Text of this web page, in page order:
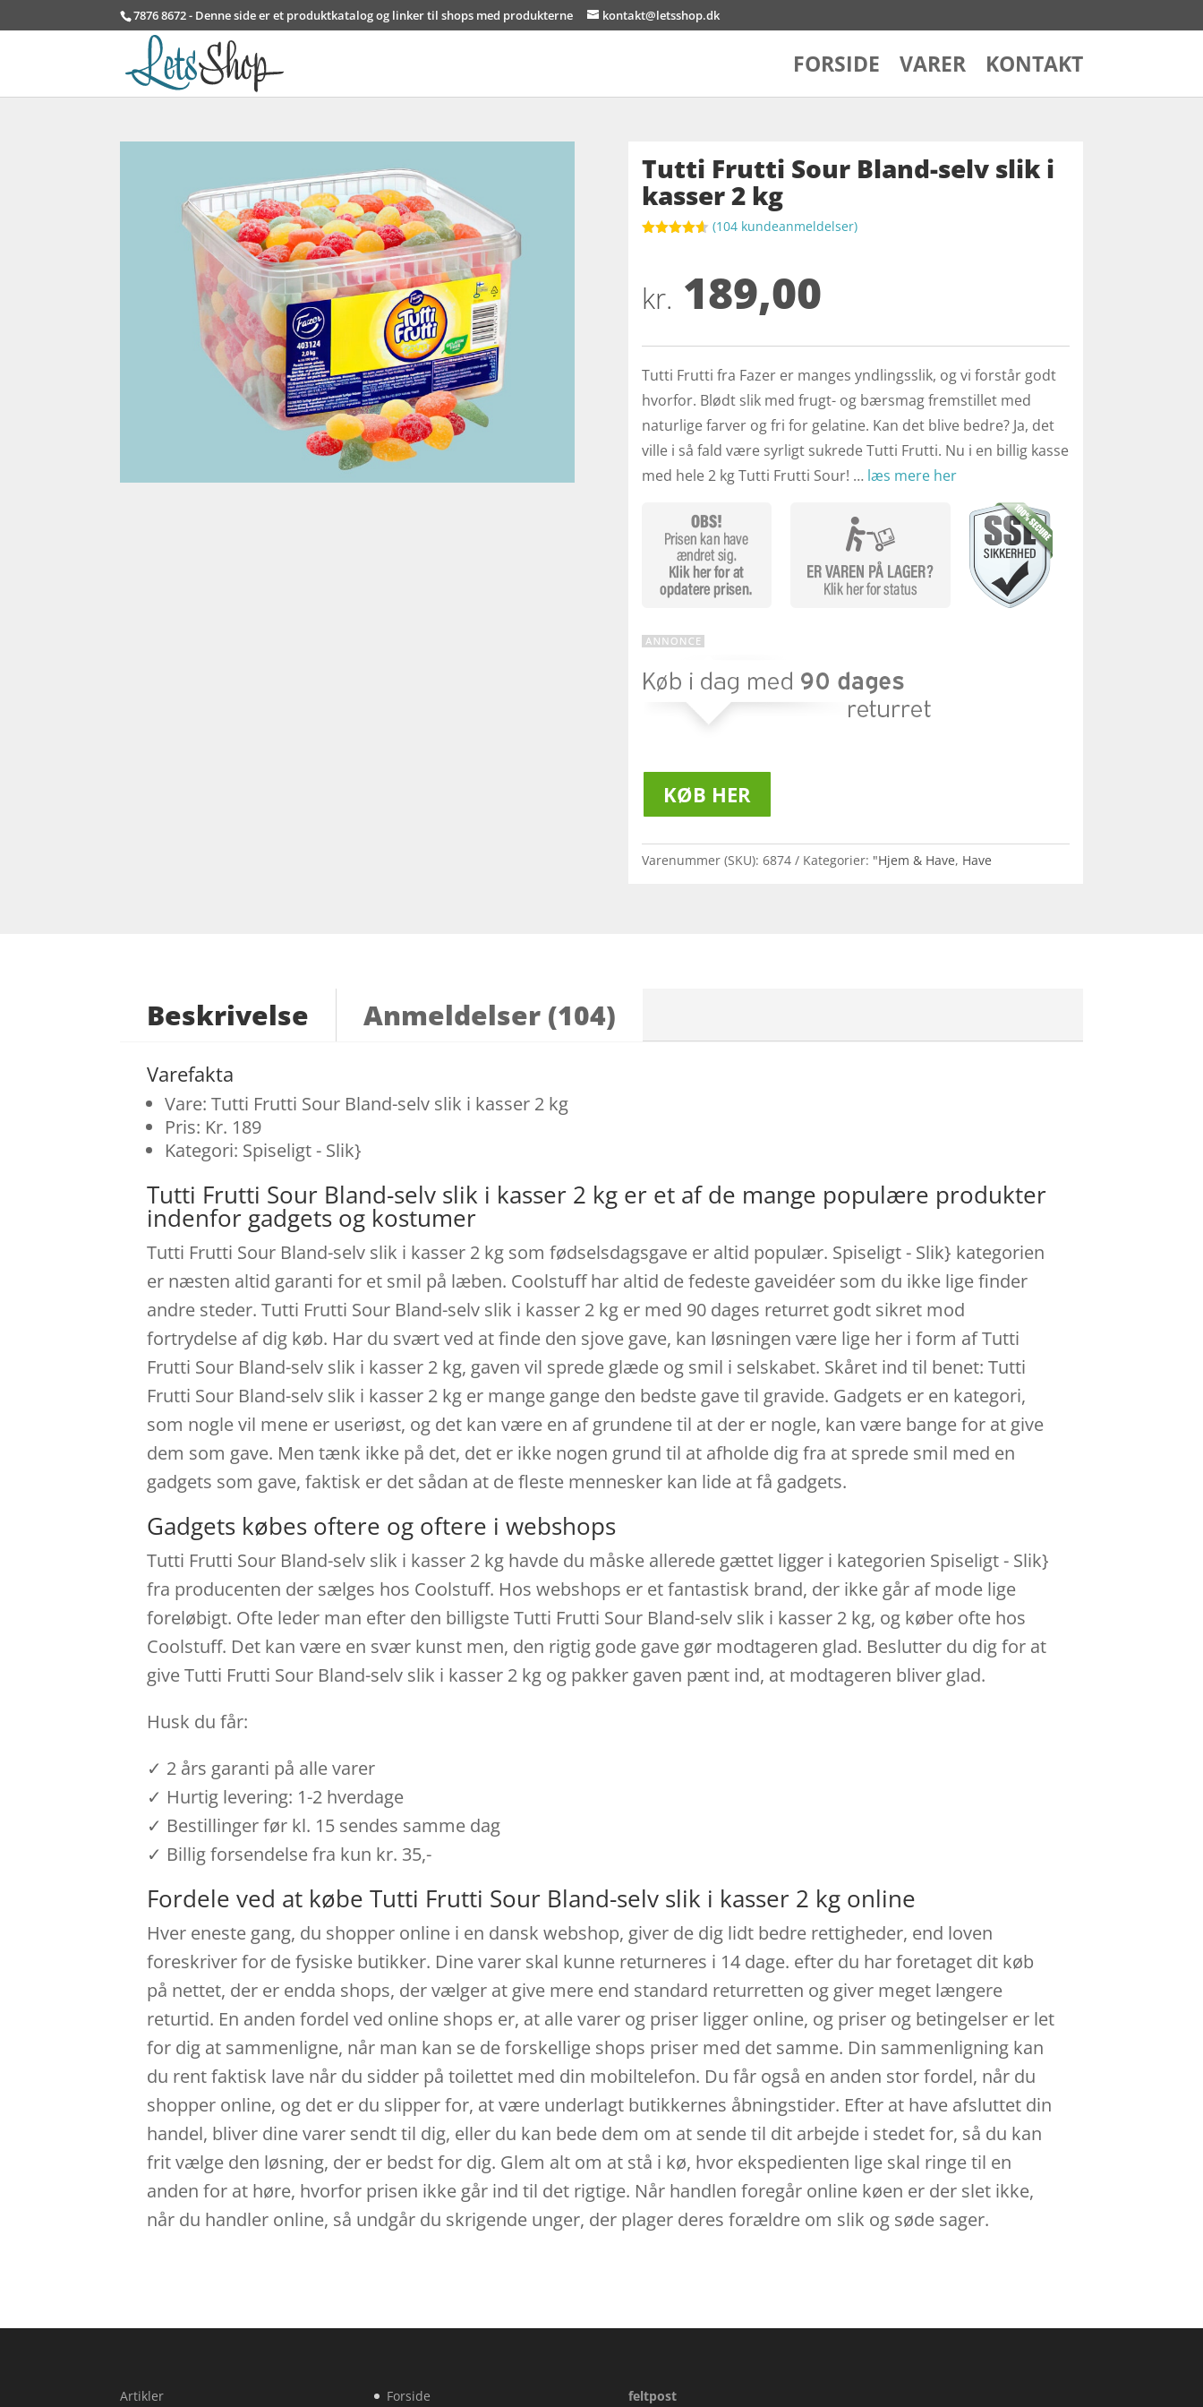
7876 8672 - Denne side er et produktkatalog og linker til shops med produkterne kontakt@letsshop.dk
FORSIDE VARER KONTAKT
Tutti Frutti Sour Bland-selv slik i
kasser 2 kg
baseret på
kundebedø
mmelser
(104 kundeanmeldelser)
kr. 189,00
Tutti Frutti fra Fazer er manges yndlingsslik, og vi forstår godt
hvorfor. Blødt slik med frugt- og bærsmag fremstillet med
naturlige farver og fri for gelatine. Kan det blive bedre? Ja, det
ville i så fald være syrligt sukrede Tutti Frutti. Nu i en billig kasse
med hele 2 kg Tutti Frutti Sour! … læs mere her
KØB HER
Varenummer (SKU): 6874 Kategorier: "Hjem & Have, Have
Beskrivelse Anmeldelser (104)
Varefakta
Vare: Tutti Frutti Sour Bland-selv slik i kasser 2 kg
Pris: Kr. 189
Kategori: Spiseligt - Slik}
Tutti Frutti Sour Bland-selv slik i kasser 2 kg er et af de mange populære produkter
indenfor gadgets og kostumer
Tutti Frutti Sour Bland-selv slik i kasser 2 kg som fødselsdagsgave er altid populær. Spiseligt - Slik} kategorien
er næsten altid garanti for et smil på læben. Coolstuff har altid de fedeste gaveidéer som du ikke lige finder
andre steder. Tutti Frutti Sour Bland-selv slik i kasser 2 kg er med 90 dages returret godt sikret mod
fortrydelse af dig køb. Har du svært ved at finde den sjove gave, kan løsningen være lige her i form af Tutti
Frutti Sour Bland-selv slik i kasser 2 kg, gaven vil sprede glæde og smil i selskabet. Skåret ind til benet: Tutti
Frutti Sour Bland-selv slik i kasser 2 kg er mange gange den bedste gave til gravide. Gadgets er en kategori,
som nogle vil mene er useriøst, og det kan være en af grundene til at der er nogle, kan være bange for at give
dem som gave. Men tænk ikke på det, det er ikke nogen grund til at afholde dig fra at sprede smil med en
gadgets som gave, faktisk er det sådan at de fleste mennesker kan lide at få gadgets.
Gadgets købes oftere og oftere i webshops
Tutti Frutti Sour Bland-selv slik i kasser 2 kg havde du måske allerede gættet ligger i kategorien Spiseligt - Slik}
fra producenten der sælges hos Coolstuff. Hos webshops er et fantastisk brand, der ikke går af mode lige
foreløbigt. Ofte leder man efter den billigste Tutti Frutti Sour Bland-selv slik i kasser 2 kg, og køber ofte hos
Coolstuff. Det kan være en svær kunst men, den rigtig gode gave gør modtageren glad. Beslutter du dig for at
give Tutti Frutti Sour Bland-selv slik i kasser 2 kg og pakker gaven pænt ind, at modtageren bliver glad.
Husk du får:
✓ 2 års garanti på alle varer
✓ Hurtig levering: 1-2 hverdage
✓ Bestillinger før kl. 15 sendes samme dag
✓ Billig forsendelse fra kun kr. 35,-
Fordele ved at købe Tutti Frutti Sour Bland-selv slik i kasser 2 kg online
Hver eneste gang, du shopper online i en dansk webshop, giver de dig lidt bedre rettigheder, end loven
foreskriver for de fysiske butikker. Dine varer skal kunne returneres i 14 dage. efter du har foretaget dit køb
på nettet, der er endda shops, der vælger at give mere end standard returretten og giver meget længere
returtid. En anden fordel ved online shops er, at alle varer og priser ligger online, og priser og betingelser er let
for dig at sammenligne, når man kan se de forskellige shops priser med det samme. Din sammenligning kan
du rent faktisk lave når du sidder på toilettet med din mobiltelefon. Du får også en anden stor fordel, når du
shopper online, og det er du slipper for, at være underlagt butikkernes åbningstider. Efter at have afsluttet din
handel, bliver dine varer sendt til dig, eller du kan bede dem om at sende til dit arbejde i stedet for, så du kan
frit vælge den løsning, der er bedst for dig. Glem alt om at stå i kø, hvor ekspedienten lige skal ringe til en
anden for at høre, hvorfor prisen ikke går ind til det rigtige. Når handlen foregår online køen er der slet ikke,
når du handler online, så undgår du skrigende unger, der plager deres forældre om slik og søde sager.
Artikler Forside feltpost